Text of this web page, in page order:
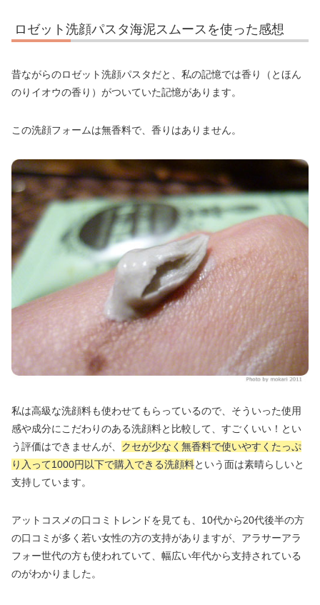
ロゼット洗顔パスタ海泥スムースを使った感想
昔ながらのロゼット洗顔パスタだと、私の記憶では香り（とほん
のりイオウの香り）がついていた記憶があります。
この洗顔フォームは無香料で、香りはありません。
私は高級な洗顔料も使わせてもらっているので、そういった使用
感や成分にこだわりのある洗顔料と比較して、すごくいい！とい
う評価はできませんが、 クセが少なく無香料で使いやすくたっぷ
り入って1000円以下で購入できる洗顔料という面は素晴らしいと
支持しています。
アットコスメの口コミトレンドを見ても、10代から20代後半の方
の口コミが多く若い女性の方の支持がありますが、アラサーアラ
フォー世代の方も使われていて、幅広い年代から支持されている
のがわかりました。